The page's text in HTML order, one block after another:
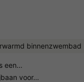
binnenzwembad
een…
voor…